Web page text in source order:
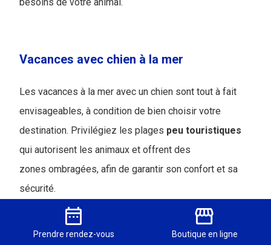
Vacances avec chien à la mer
Les vacances à la mer avec un chien sont tout à fait
envisageables, à condition de bien choisir votre
destination. Privilégiez les plages peu touristiques
qui autorisent les animaux et offrent des
zones ombragées, afin de garantir son confort et sa
sécurité.
Si vous aimez passer de longues heures au soleil,
gardez à l’esprit que votre chien pourrait souffrir de
date_range
Prendrerendez-vous
storefront
Boutique en ligne